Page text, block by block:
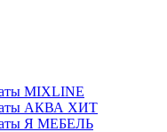
MIXLINE
АКВА ХИТ
Я МЕБЕЛЬ